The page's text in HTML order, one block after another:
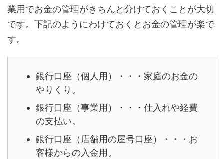
業用でお金の管理がきちんと分けておくことが大切
です。下記のようにわけておくとお金の管理が楽で
す。
銀行口座（個人用）・・・家庭のお金の
やりくり。
銀行口座（事業用）・・・仕入れや経費
の支払い。
銀行口座（店舗用の屋号口座）・・・お
客様からの入金用。